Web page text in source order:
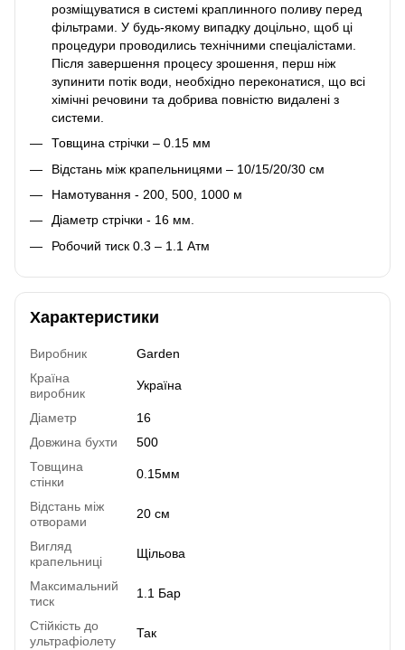
розміщуватися в системі краплинного поливу перед
фільтрами. У будь-якому випадку доцільно, щоб ці
процедури проводились технічними спеціалістами.
Після завершення процесу зрошення, перш ніж
зупинити потік води, необхідно переконатися, що всі
хімічні речовини та добрива повністю видалені з
системи.
Товщина стрічки – 0.15 мм
Відстань між крапельницями – 10/15/20/30 см
Намотування - 200, 500, 1000 м
Діаметр стрічки - 16 мм.
Робочий тиск 0.3 – 1.1 Атм
Характеристики
Виробник
Garden
Країна
виробник
Україна
Діаметр
16
Довжина бухти
500
Товщина
стінки
0.15мм
Відстань між
отворами
20 см
Вигляд
крапельниці
Щільова
Максимальний
тиск
1.1 Бар
Стійкість до
ультрафіолету
Так